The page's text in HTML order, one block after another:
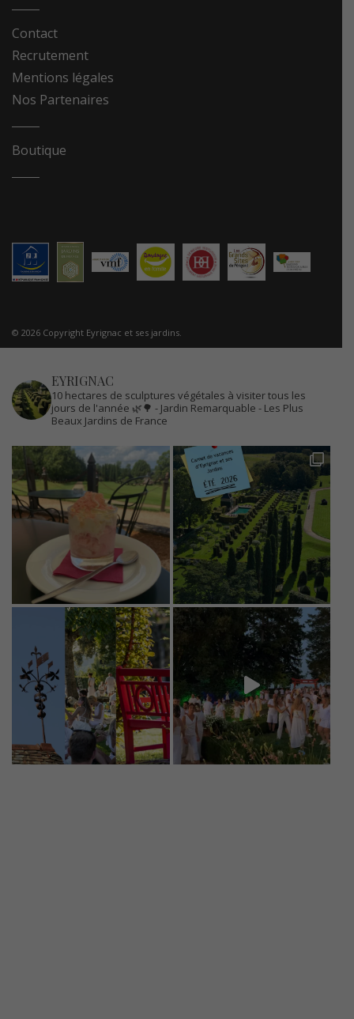
Contact
Recrutement
Mentions légales
Nos Partenaires
Boutique
© 2026 Copyright Eyrignac et ses jardins.
EYRIGNAC
10 hectares de sculptures végétales à visiter tous les
jours de l'année 🌿🌳 - Jardin Remarquable - Les Plus
Beaux Jardins de France